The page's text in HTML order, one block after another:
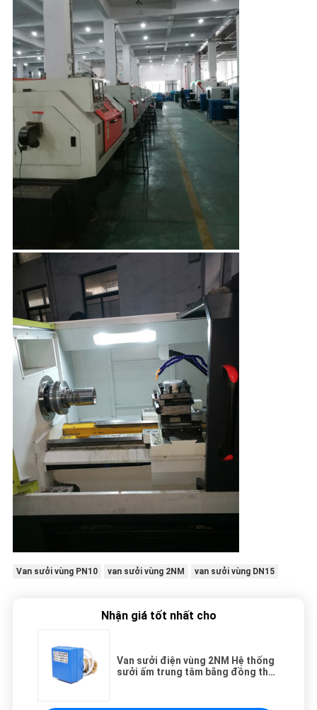
Van sưởi vùng PN10 van sưởi vùng 2NM van sưởi vùng DN15
Nhận giá tốt nhất cho
Van sưởi điện vùng 2NM Hệ thống
sưởi ấm trung tâm bằng đồng thau